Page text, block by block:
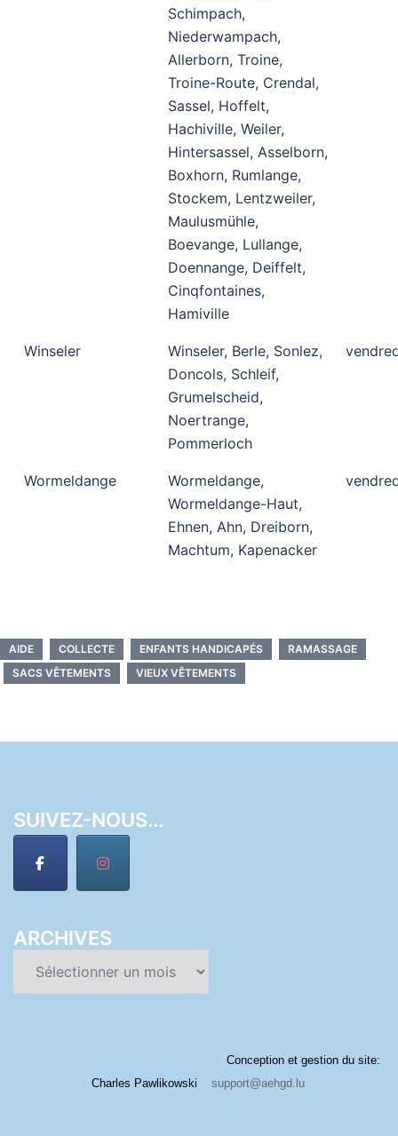
Schimpach,
Niederwampach,
Allerborn, Troine,
Troine-Route, Crendal,
Sassel, Hoffelt,
Hachiville, Weiler,
Hintersassel, Asselborn,
Boxhorn, Rumlange,
Stockem, Lentzweiler,
Maulusmühle,
Boevange, Lullange,
Doennange, Deiffelt,
Cinqfontaines,
Hamiville
Winseler
Winseler, Berle, Sonlez,
Doncols, Schleif,
Grumelscheid,
Noertrange,
Pommerloch
Wormeldange
Wormeldange,
Wormeldange-Haut,
Ehnen, Ahn, Dreiborn,
Machtum, Kapenacker
AIDE COLLECTE ENFANTS HANDICAPÉS
RAMASSAGE
SACS VÊTEMENTS
VIEUX VÊTEMENTS
SUIVEZ-NOUS...
ARCHIVES
Conception et gestion du site:
Charles Pawlikowski support@aehgd.lu